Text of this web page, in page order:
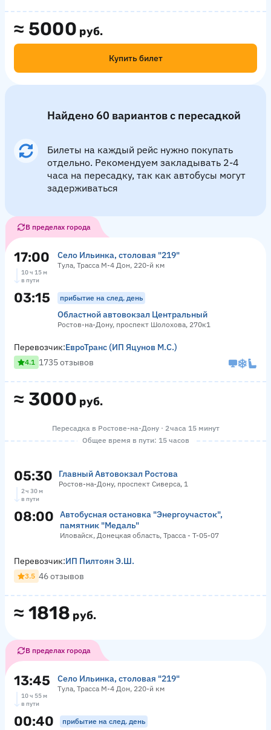
≈ 5000 руб.
Купить билет
Найдено 60 вариантов с пересадкой
Билеты на каждый рейс нужно покупать
отдельно. Рекомендуем закладывать 2-4
часа на пересадку, так как автобусы могут
задерживаться
В пределах города
17:00 Село Ильинка, столовая "219"
Тула, Трасса М-4 Дон, 220-й км
10 ч 15 м
в пути
03:15 прибытие на след. день
Областной автовокзал Центральный
Ростов-на-Дону, проспект Шолохова, 270к1
≈ 3000 руб.
Перевозчик:ЕвроТранс (ИП Яцунов М.С.)
4.1 1735 отзывов
Пересадка в Ростове-на-Дону · 2 часа 15 минут
Общее время в пути: 15 часов
05:30 Главный Автовокзал Ростова
Ростов-на-Дону, проспект Сиверса, 1
2 ч 30 м
в пути
08:00
Автобусная остановка "Энергоучасток",
памятник "Медаль"
Иловайск, Донецкая область, Трасса - Т-05-07
≈ 1818 руб.
Перевозчик:ИП Пилтоян Э.Ш.
3.5 46 отзывов
В пределах города
13:45 Село Ильинка, столовая "219"
Тула, Трасса М-4 Дон, 220-й км
10 ч 55 м
в пути
00:40 прибытие на след. день